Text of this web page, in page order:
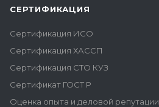
СЕРТИФИКАЦИЯ
Сертификация ИСО
Сертификация ХАССП
Сертификация СТО КУЗ
Сертификат ГОСТ Р
Оценка опыта и деловой репутации